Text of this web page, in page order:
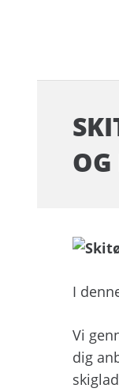
OG
I
Vi
dig